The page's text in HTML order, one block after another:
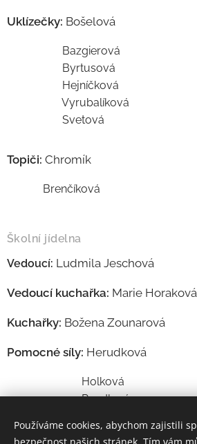
Uklízečky: Bošelová
Bazgierová
Byrtusová
Hejníčková
Vyrubalíková
Svetová
Topiči: Chromík
Brenčíková
Školní jídelna
Vedoucí: Ludmila Jeschová
Vedoucí kuchařka: Marie Horaková
Kuchařky: Božena Zounarová
Pomocné síly: Herudková
Holková
Rendlová
Používáme cookies, abychom zajistili